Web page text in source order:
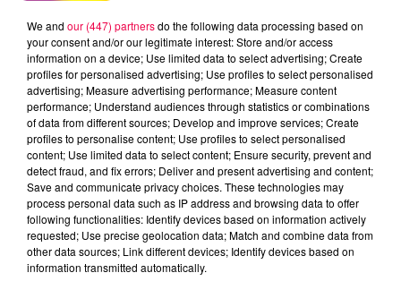
Flash infos
Crédit :Flash infos
We and our (447) partnersdo the following data processing based on
your consent and/or our legitimate interest: Store and/or access
information on a device; Use limited data to select advertising; Create
profiles for personalised advertising; Use profiles to select personalised
advertising; Measure advertising performance; Measure content
performance; Understand audiences through statistics or combinations
of data from different sources; Develop and improve services; Create
profiles to personalise content; Use profiles to select personalised
content; Use limited data to select content; Ensure security, prevent and
detect fraud, and fix errors; Deliver and present advertising and content;
Save and communicate privacy choices. These technologies may
process personal data such as IP address and browsing data to offer
following functionalities: Identify devices based on information actively
requested; Use precise geolocation data; Match and combine data from
other data sources; Link different devices; Identify devices based on
information transmitted automatically.